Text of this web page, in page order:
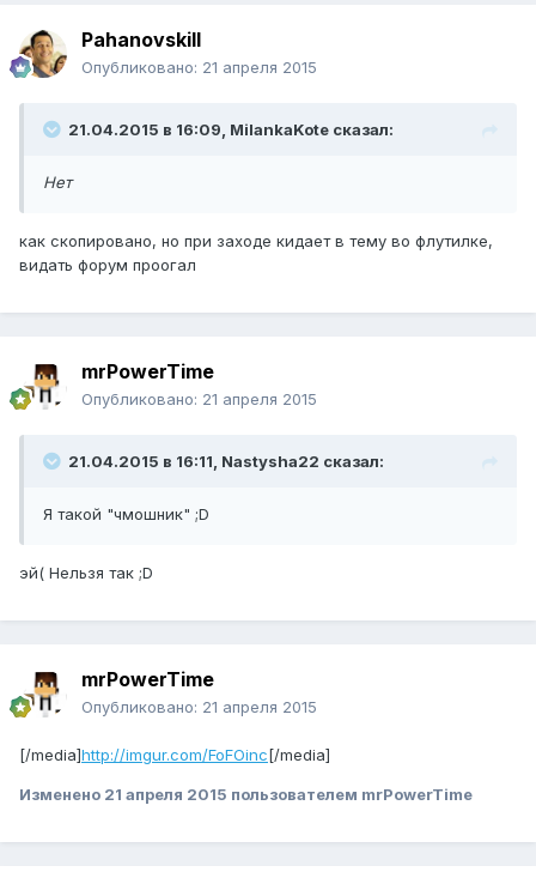
Pahanovskill
Опубликовано: 21 апреля 2015
21.04.2015 в 16:09, MilankaKote сказал:
Нет
как скопировано, но при заходе кидает в тему во флутилке,
видать форум проогал
mrPowerTime
Опубликовано: 21 апреля 2015
21.04.2015 в 16:11, Nastysha22 сказал:
Я такой "чмошник" ;D
эй( Нельзя так ;D
mrPowerTime
Опубликовано: 21 апреля 2015
[/media]http://imgur.com/FoFOinc[/media]
Изменено 21 апреля 2015 пользователем mrPowerTime